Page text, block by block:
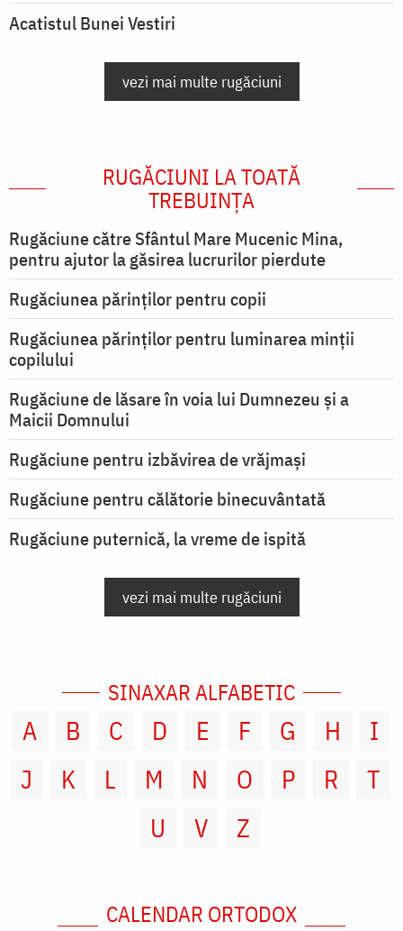
Acatistul Bunei Vestiri
vezi mai multe rugăciuni
RUGĂCIUNI LA TOATĂ
TREBUINȚA
Rugăciune către Sfântul Mare Mucenic Mina,
pentru ajutor la găsirea lucrurilor pierdute
Rugăciunea părinților pentru copii
Rugăciunea părinților pentru luminarea minţii
copilului
Rugăciune de lăsare în voia lui Dumnezeu şi a
Maicii Domnului
Rugăciune pentru izbăvirea de vrăjmași
Rugăciune pentru călătorie binecuvântată
Rugăciune puternică, la vreme de ispită
vezi mai multe rugăciuni
SINAXAR ALFABETIC
A B C D E F G H
I
J
K L M N O P R
T
U
V Z
CALENDAR ORTODOX